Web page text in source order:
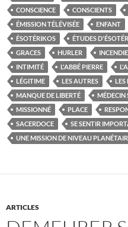
CONSCIENCE
CONSCIENTS
ÉMISSION TÉLÉVISÉE
ENFANT
ÉSOTÉRIKOS
ÉTUDES
GRACES
HURLER INCENDIE
INTIMITÉ
L'ABBÉ PIERRE
LÉGITIME
LES AUTRES LES
MANQUE DE LIBERTÉ
MÉDECIN
MISSIONNÉ
PLACE
SACERDOCE
SE SENTIR
UNE MISSION DE NIVEAU
ARTICLES